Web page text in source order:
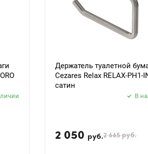
Держатель туалетной
Cezares Relax RELAX-PH1-
сатин
В
2 050 руб.2 665руб.